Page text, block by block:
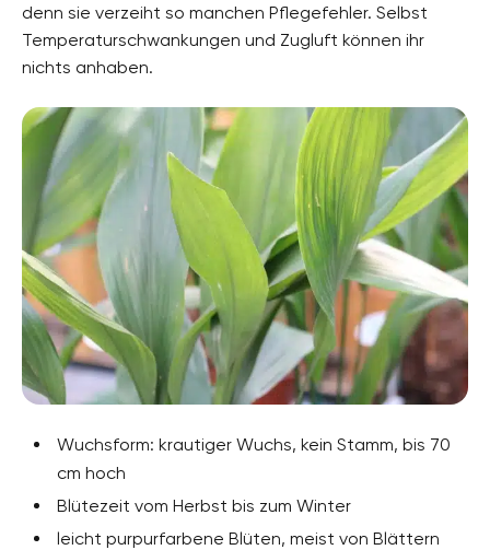
denn sie verzeiht so manchen Pflegefehler. Selbst
Temperaturschwankungen und Zugluft können ihr
nichts anhaben.
Wuchsform: krautiger Wuchs, kein Stamm, bis 70
cm hoch
Blütezeit vom Herbst bis zum Winter
leicht purpurfarbene Blüten, meist von Blättern